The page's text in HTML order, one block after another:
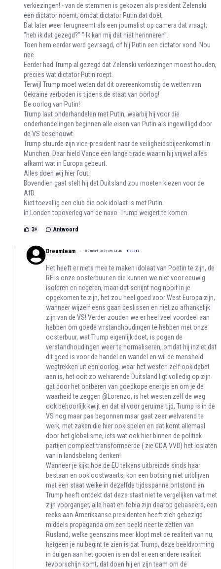
verkiezingen! - van de stemmen is gekozen als president Zelenski
een dictator noemt, omdat dictator Putin dat doet.
Dat later weer terugneemt als een journalist op camera dat vraagt;
"heb ik dat gezegd?" " Ik kan mij dat niet herinneren".
Toen hem eerder werd gevraagd, of hij Putin een dictator vond. Nou
nee.
Eerder had Trump al gezegd dat Zelenski verkiezingen moest houden,
precies wat dictator Putin roept.
Terwijl Trump moet weten dat dit overeenkomstig de wetten van
Oekraine verboden is tijdens de staat van oorlog!
De oorlog van Putin!
Trump laat onderhandelen met Putin, waarbij hij voor die
onderhandelingen beginnen alle eisen van Putin als ingewilligd door
de VS beschouwt.
Trump stuurde zijn vice-president naar de veiligheidsbijeenkomst in
Munchen. Daar hield Vance een lange tirade waarin hij vrijwel alles
afkamt wat in Europa gebeurt.
Alles doen wij hier fout.
Bovendien gaat stelt hij dat Duitsland zou moeten kiezen voor de
AfD.
Niet toevallig een club die ook idolaat is met Putin.
In Londen topoverleg van de navo. Trump weigert te komen.
3+ Antwoord
Dreamteam 02 maart 2025 om 14:48 + 93317
Het heeft er niets mee te maken idolaat van Poetin te zijn, de
RF is onze oosterbuur en die kunnen we niet voor eeuwig
isoleren en negeren, maar dat schijnt nog nooit in je
opgekomen te zijn, het zou heel goed voor West Europa zijn,
wanneer wijzelf eens gaan beslissen en niet zo afhankelijk
zijn van de VS! Verder zouden we er heel veel voordeel aan
hebben om goede vrrstandhoudingen te hebben met onze
oosterbuur, wat Trump eigenlijk doet, is pogen de
verstandhoudingen weer te normaliseren, omdat hij inziet dat
dit goed is voor de handel en wandel en wil de mensheid
wegtrekken uit een oorlog, waar het westen zelf ook debet
aan is, het ooit zo welvarende Duitsland ligt volledig op zijn
gat door het ontberen van goedkope energie en om je de
waarheid te zeggen @Lorenzo, is het westen zelf de weg
ook behoorlijk kwijt en dat al voor geruime tijd, Trump is in de
VS nog maar pas begonnen maar gaat zeer welvarend te
werk, met zaken die hier ook spelen en dat komt allemaal
door het globalisme, iets wat ook hier binnen de politiek
partijen compleet transformeerde ( zie CDA VVD) het loslaten
van in landsbelang denken!
Wanneer je kijkt hoe de EU telkens uitbreidde sinds haar
bestaan en ook oostwaarts, kon een botsing niet uitblijven
met een staat welke in dezelfde tijdsspanne ontstond en
Trump heeft ontdekt dat deze staat niet te vergelijken valt met
zijn voorganger, alle haat en fobia zijn daarop gebaseerd, een
reeks aan Amerikaanse presidenten heeft zich gebezigd
middels propaganda om een beeld neer te zetten van
Rusland, welke geenszins meer klopt met de realiteit van nu,
hetgeen je nu begint te zien is dat Trump, deze beeldvorming
in duigen aan het gooien is en dat er een andere realiteit
tevoorschijn komt, dat doen hij en zijn team om de